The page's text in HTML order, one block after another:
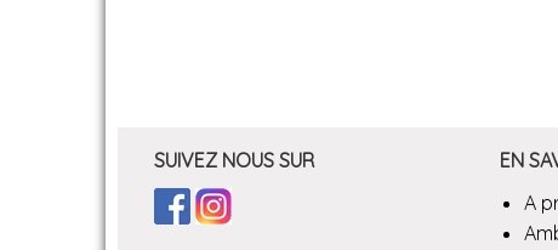
SUIVEZ NOUS SUR
EN
A